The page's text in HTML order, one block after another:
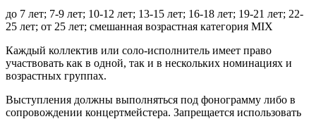
до 7 лет; 7-9 лет; 10-12 лет; 13-15 лет; 16-18 лет; 19-21 лет; 22-
25 лет; от 25 лет; смешанная возрастная категория MIX
Каждый коллектив или соло-исполнитель имеет право
участвовать как в одной, так и в нескольких номинациях и
возрастных группах.
Выступления должны выполняться под фонограмму либо в
сопровождении концертмейстера. Запрещается использовать